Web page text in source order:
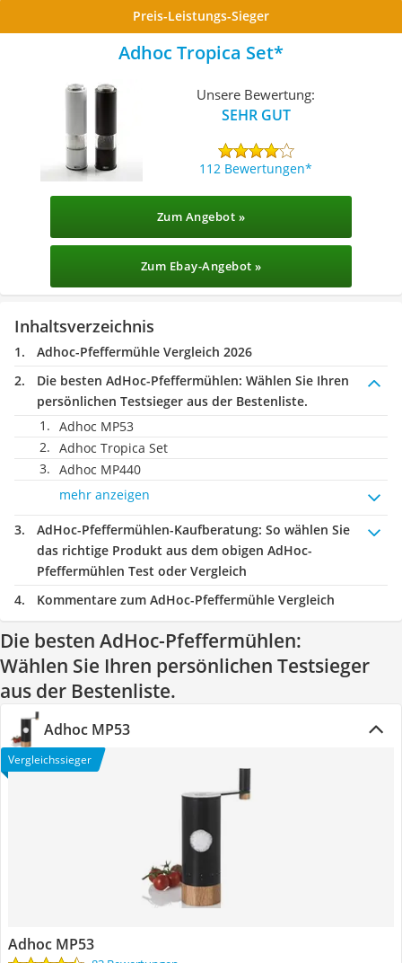
Preis-Leistungs-Sieger
Adhoc Tropica Set
Unsere Bewertung:
SEHR GUT
112 Bewertungen
Zum Angebot »
Zum Ebay-Angebot »
Inhaltsverzeichnis
Adhoc-Pfeffermühle Vergleich 2026
Die besten AdHoc-Pfeffermühlen: Wählen Sie Ihren
persönlichen Testsieger aus der Bestenliste.
Adhoc MP53
Adhoc Tropica Set
Adhoc MP440
mehr anzeigen
AdHoc-Pfeffermühlen-Kaufberatung: So wählen Sie
das richtige Produkt aus dem obigen AdHoc-
Pfeffermühlen Test oder Vergleich
Kommentare zum AdHoc-Pfeffermühle Vergleich
Die besten AdHoc-Pfeffermühlen:
Wählen Sie Ihren persönlichen Testsieger
aus der Bestenliste.
Adhoc MP53
Vergleichssieger
Adhoc MP53